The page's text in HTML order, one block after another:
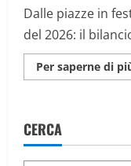
Dalle piazze in
del 2026: il
Per saperne di
CERCA